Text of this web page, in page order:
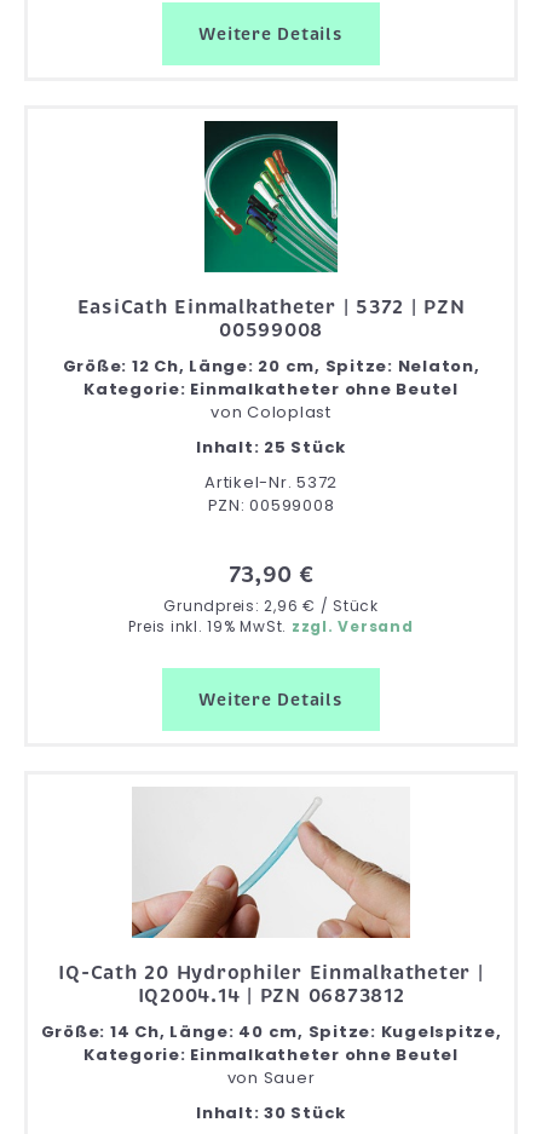
Weitere Details
EasiCath Einmalkatheter | 5372 | PZN
00599008
Größe: 12 Ch, Länge: 20 cm, Spitze: Nelaton,
Kategorie: Einmalkatheter ohne Beutel
vonColoplast
Inhalt: 25 Stück
Artikel-Nr. 5372
PZN: 00599008
73,90 €
Grundpreis: 2,96 € / Stück
Preis inkl. 19% MwSt. zzgl. Versand
Weitere Details
IQ-Cath 20 Hydrophiler Einmalkatheter |
IQ2004.14 | PZN 06873812
Größe: 14 Ch, Länge: 40 cm, Spitze: Kugelspitze,
Kategorie: Einmalkatheter ohne Beutel
von Sauer
Inhalt: 30 Stück